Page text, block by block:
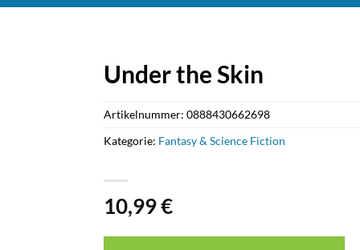
Under the Skin
10,99€
Artikelnummer: 0888430662698
Kategorie: Fantasy & Science Fiction